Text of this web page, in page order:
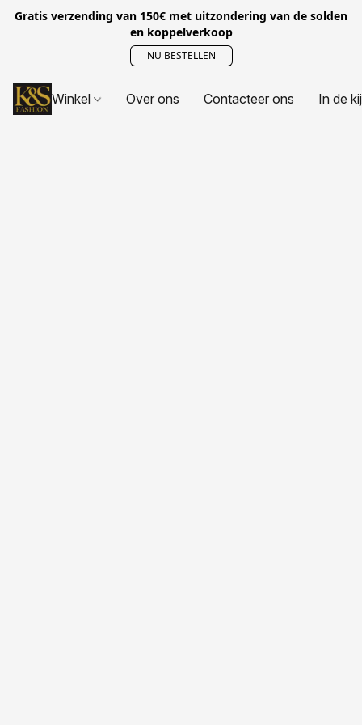
Gratis verzending van 150€ met uitzondering van de solden
en koppelverkoop
NU BESTELLEN
Winkel Over ons Contacteer ons In de